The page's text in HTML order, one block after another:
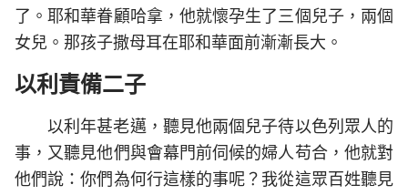
了。耶和華眷顧哈拿，他就懷孕生了三個兒子，兩個
女兒。那孩子撒母耳在耶和華面前漸漸長大。
以利責備二子
以利年甚老邁，聽見他兩個兒子待以色列眾人的
事，又聽見他們與會幕門前伺候的婦人苟合，他就對
他們說：你們為何行這樣的事呢？我從這眾百姓聽見